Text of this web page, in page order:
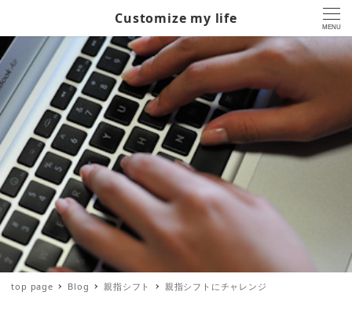
Customize my life
MENU
top page Blog 親指シフト 親指シフトにチャレンジ